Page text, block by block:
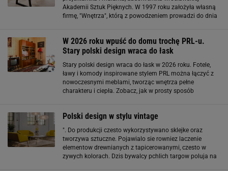
Akademii Sztuk Pięknych. W 1997 roku założyła własną
firmę, "Wnętrza", którą z powodzeniem prowadzi do dnia
W 2026 roku wpuść do domu trochę PRL-u.
Stary polski design wraca do łask
Stary polski design wraca do łask w 2026 roku. Fotele,
ławy i komody inspirowane stylem PRL można łączyć z
nowoczesnymi meblami, tworząc wnętrza pełne
charakteru i ciepła. Zobacz, jak w prosty sposób
Polski design w stylu vintage
". Do produkcji czesto wykorzystywano sklejke oraz
tworzywa sztuczne. Pojawialo sie rowniez laczenie
elementow drewnianych z tapicerowanymi, czesto w
zywych kolorach. Dzis bywalcy pchlich targow poluja na